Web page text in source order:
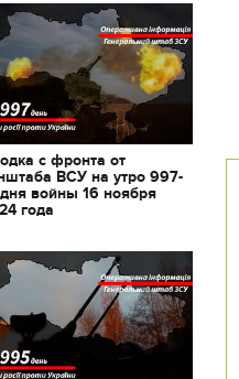
с фронта от
ВСУ на утро 997-
войны 16 ноября
года